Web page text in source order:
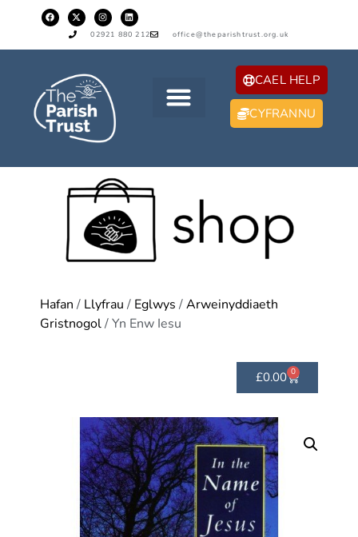
02921 880 212 office@theparishtrust.org.uk
CAEL HELP
CYFRANNU
Hafan / Llyfrau / Eglwys /Arweinyddiaeth
Gristnogol/ Yn Enw Iesu
£0.00 0